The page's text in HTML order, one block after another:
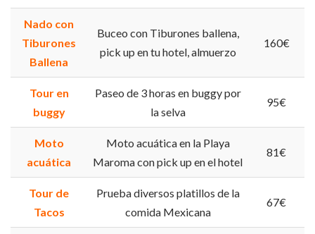
Nado con
Tiburones
Ballena
Buceo con Tiburones ballena,
pick up en tu hotel, almuerzo
160€
Tour en
buggy
Paseo de 3 horas en buggy por
la selva
95€
Moto
acuática
Moto acuática en la Playa
Maroma con pick up en el hotel
81€
Tour de
Tacos
Prueba diversos platillos de la
comida Mexicana
67€